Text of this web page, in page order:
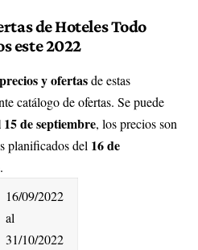
de Hoteles Todo
este 2022
precios y ofertasde estas
catálogo de ofertas. Se puede
de septiembre, los precios son
planificados del 16 de
.
16/09/2022
al
31/10/2022